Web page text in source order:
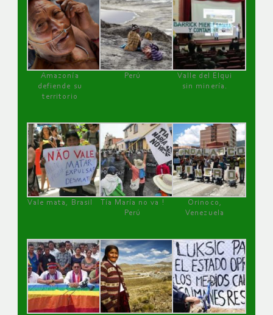
Amazonía
defiende su
territorio
Perú
Valle del Elqui
sin minería.
Vale mata, Brasil
Tía María no va !
Perú
Orinoco,
Venezuela